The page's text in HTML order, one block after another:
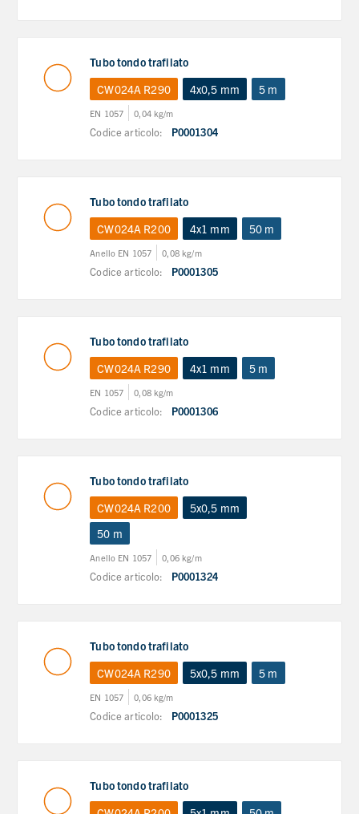
Tubo tondo trafilato
CW024A R290
4x0,5 mm 5 m
EN 1057 0,04 kg/m
Codice articolo: P0001304
Tubo tondo trafilato
CW024A R200
4x1 mm 50 m
Anello EN 1057 0,08 kg/m
Codice articolo: P0001305
Tubo tondo trafilato
CW024A R290
4x1 mm 5 m
EN 1057 0,08 kg/m
Codice articolo: P0001306
Tubo tondo trafilato
CW024A R200
5x0,5 mm
50 m
Anello EN 1057 0,06 kg/m
Codice articolo: P0001324
Tubo tondo trafilato
CW024A R290
5x0,5 mm 5 m
EN 1057 0,06 kg/m
Codice articolo: P0001325
Tubo tondo trafilato